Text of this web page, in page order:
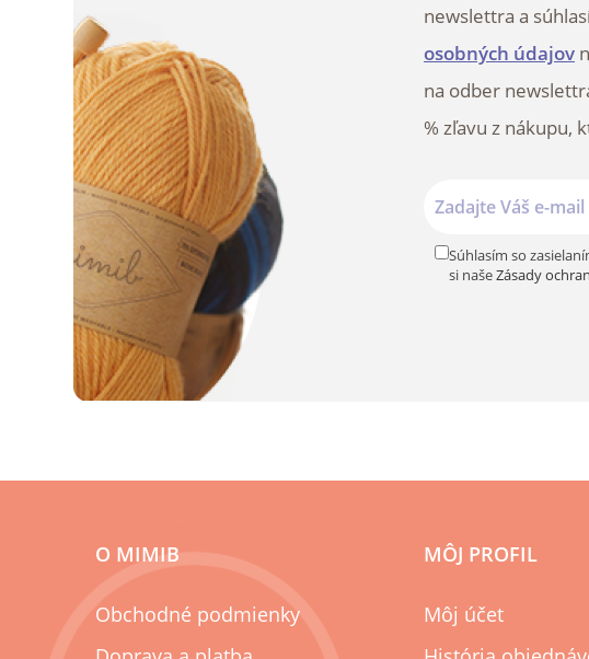
newslettra a
osobných údajov
na odber
% zľavu z nákupu,
Súhlasím so
si našeZásady
O MIMIB
Obchodné podmienky
MÔJ PROFIL
Môj účet